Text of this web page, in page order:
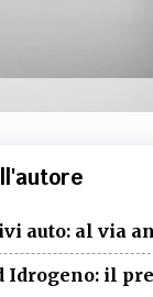
auto: al via
Idrogeno: il